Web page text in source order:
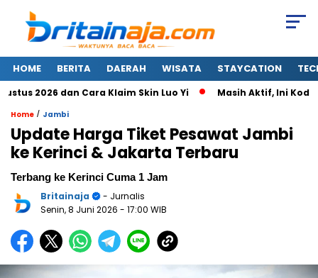
HOME BERITA DAERAH WISATA STAYCATION
2026 dan Cara Klaim Skin Luo Yi Masih Aktif, Ini Kode
Home / Jambi
Update Harga Tiket Pesawat Jambi
ke Kerinci & Jakarta Terbaru
Terbang ke Kerinci Cuma 1 Jam
Britainaja
- Jurnalis
Senin, 8 Juni 2026 - 17:00 WIB